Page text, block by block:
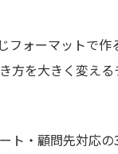
フォーマットで作
方を大きく変える
ト・顧問先対応